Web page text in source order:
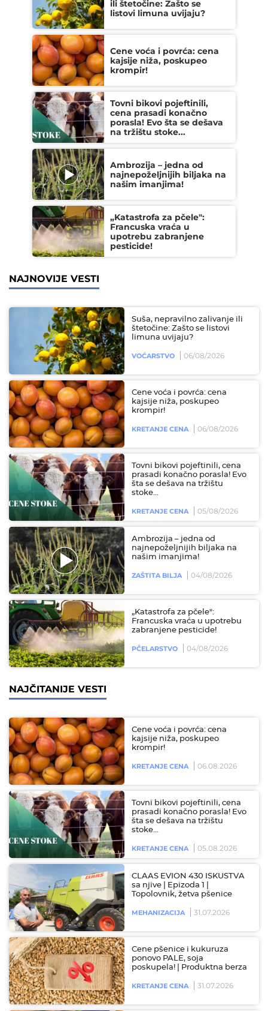
ili štetočine: Zašto se
listovi limuna uvijaju?
Cene voća i povrća: cena
kajsije niža, poskupeo
krompir!
Tovni bikovi pojeftinili,
cena prasadi konačno
porasla! Evo šta se dešava
na tržištu stoke...
Ambrozija – jedna od
najnepoželjnijih biljaka na
našim imanjima!
„Katastrofa za pčele":
Francuska vraća u
upotrebu zabranjene
pesticide!
NAJNOVIJE VESTI
Suša, nepravilno zalivanje ili
štetočine: Zašto se listovi
limuna uvijaju?
VOĆARSTVO 06/08/2026
Cene voća i povrća: cena
kajsije niža, poskupeo
krompir!
KRETANJE CENA 06/08/2026
Tovni bikovi pojeftinili, cena
prasadi konačno porasla! Evo
šta se dešava na tržištu
stoke...
KRETANJE CENA 05/08/2026
Ambrozija – jedna od
najnepoželjnijih biljaka na
našim imanjima!
ZAŠTITA BILJA 04/08/2026
„Katastrofa za pčele":
Francuska vraća u upotrebu
zabranjene pesticide!
PČELARSTVO 04/08/2026
NAJČITANIJE VESTI
Cene voća i povrća: cena
kajsije niža, poskupeo
krompir!
KRETANJE CENA 06.08.2026
Tovni bikovi pojeftinili, cena
prasadi konačno porasla! Evo
šta se dešava na tržištu
stoke…
KRETANJE CENA 05.08.2026
CLAAS EVION 430 ISKUSTVA
sa njive | Epizoda 1 |
Topolovnik, žetva pšenice
MEHANIZACIJA 31.07.2026
Cene pšenice i kukuruza
ponovo PALE, soja
poskupela! | Produktna berza
KRETANJE CENA 31.07.2026